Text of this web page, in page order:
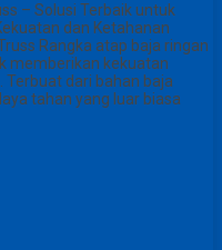
– Solusi Terbaik untuk
dan Ketahanan
Rangka atap baja ringan
memberikan kekuatan
dari bahan baja
tahan yang luar biasa